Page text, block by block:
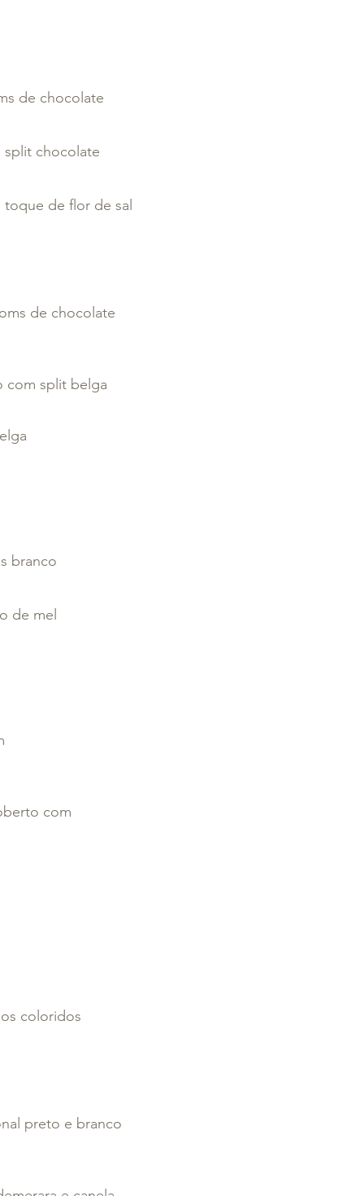
de chocolate
split chocolate
de flor de sal
de chocolate
com split belga
branco
de mel
com
coloridos
preto e branco